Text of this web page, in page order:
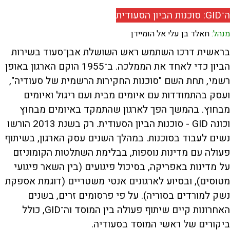
ה־GID: סוכנות הביון הסעודית
מנהל:חאלד בן עלי אל הומיידן
בראשית דרכו השתמש ראש השושלת אבן־סעוד בשירות
הביון כדי לאחד את הממלכה. ב־1955 הוקם הארגון באופן
רשמי, תחת השם "סוכנות החקירות הרשמית של סעודיה",
ועסק בהתמודדות עם איומים מבית ועם ריגול ואיומים
מבחוץ. בהמשך הפך לארגון שהתמקד באיומים מבחוץ
וכונה GID - סוכנות הביון הסעודית. רק בשנת 2013 הורשו
נשים לעבוד בסוכנות. במהלך השנים עסק הארגון, בשיתוף
פעולה עם מדינות נוספות, בבלימת השתלטות הקומוניזם
על מדינות באפריקה, בסיכול פיגועים (בין השאר פיגועי
מטוסים), ובסיוע לארגונים אנטי משטריים (דוגמת אספקת
נשק למורדים בסוריה). על פי פרסומים זרים, בשנים
האחרונות קיים שיתוף פעולה בין המוסד וה־GID, כולל
ביקורים של ראשי המוסד בסעודיה.